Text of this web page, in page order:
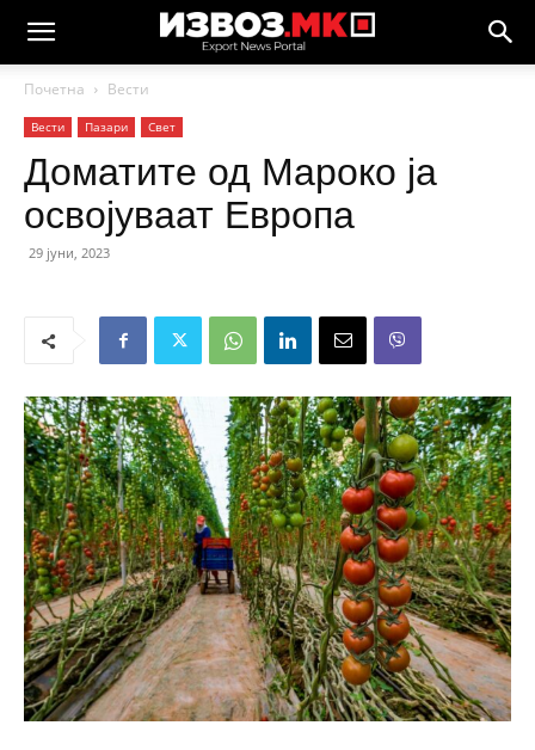
Почетна Вести
Вести Пазари Свет
Доматите од Мароко ја
освојуваат Европа
29 јуни, 2023